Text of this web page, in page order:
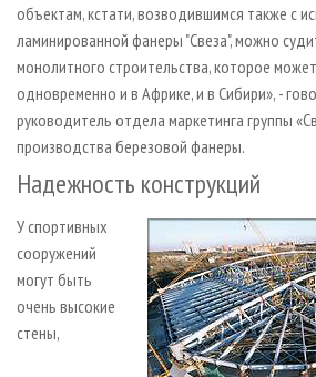
объектам, кстати, возводившимся также с
ламинированной фанеры "Свеза", можно
монолитного строительства, которое
одновременно и в Африке, и в Сибири», -
руководитель отдела маркетинга группы
производства березовой фанеры.
Надежность конструкций
У спортивных
сооружений
могут быть
очень высокие
стены,